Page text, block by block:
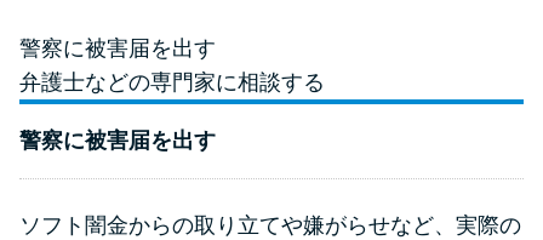
警察に被害届を出す
弁護士などの専門家に相談する
警察に被害届を出す
ソフト闇金からの取り立てや嫌がらせなど、実際の